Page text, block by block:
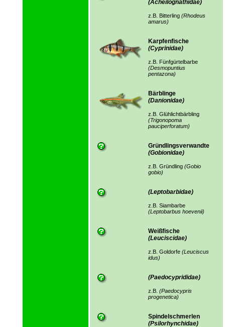
(Acheilognathidae)
z.B. Bitterling (Rhodeus
amarus)
Karpfenfische
(Cyprinidae)
z.B. Fünfgürtelbarbe
(Desmopuntius
pentazona)
Bärblinge
(Danionidae)
z.B. Glühlichtbärbling
(Trigonopoma
pauciperforatum)
Gründlingsverwandte
(Gobionidae)
z.B. Gründling (Gobio
gobio)
(Leptobarbidae)
z.B. Siambarbe
(Leptobarbus hoevenii)
Weißfische
(Leuciscidae)
z.B. Goldorfe (Leuciscus
idus)
(Paedocyprididae)
z.B. (Paedocypris
progenetica)
Spindelschmerlen
(Psilorhynchidae)